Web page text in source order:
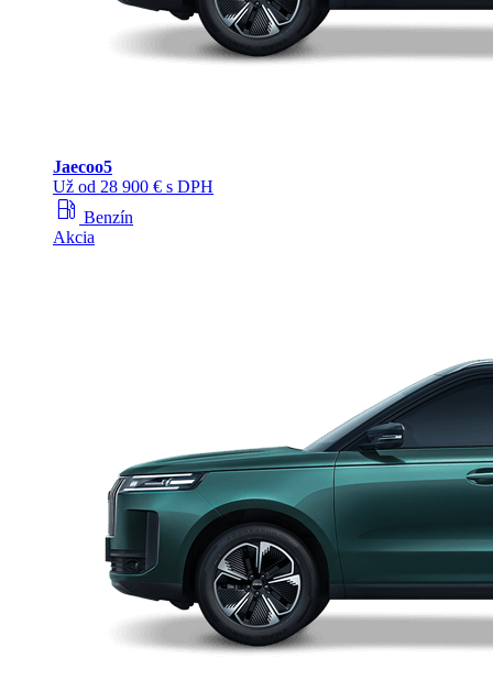
Jaecoo5
Už od 28 900 € s DPH
local_gas_station Benzín
Akcia